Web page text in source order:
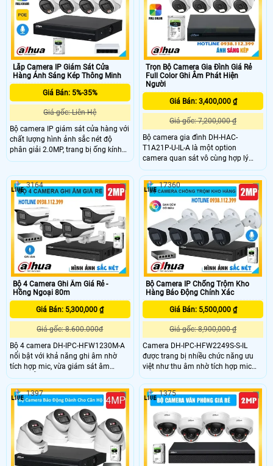
tích hợp mic thu âm, phát hiện
chuyển động – con người, lưu trữ
thẻ nhớ tới 512GB, kết nối Wi-Fi 6
mạnh mẽ, phù hợp lắp đặt gia đình
ánh sáng kép thông minh phát hiện
người sáng đèn đảm bảo an ninh
ban đêm hiệu quả
Lắp Camera IP Giám Sát Cửa
Hàng Ánh Sáng Kép Thông Minh
Giá Bán: 5%-35%
Giá gốc: Liên Hệ
Bộ camera IP giám sát cửa hàng với
chất lượng hình ảnh sắc nét độ
phân giải 2.0MP, trang bị ống kính
cố định 2. 8mm với góc nhìn rộng
kép thông minh, giúp giám sát mọi
hoạt động trong cửa hàng cả ban
ngày lẫn ban đêm một cách rõ nét.
Trọn Bộ Camera Gia Đình Giá Rẻ
Full Color Ghi Âm Phát Hiện
Người
Giá Bán: 3,400,000 ₫
Giá gốc: 7,200,000 ₫
Bộ camera gia đình DH-HAC-
T1A21P-U-IL-A là một option
camera quan sát vô cùng hợp lý
dành cho bạn với công nghệ ánh
sáng kép thông minh, mang lại hình
ảnh sắc nét cả ngày lẫn đêm.
Camera hỗ trợ 4 chế độ kết nối
CVI/TVI/AHD/Analog, trang bị ống
kính cố định 2. 8mm, góc quan sát
rộng 100 độ bao quát tốt các không
gian giám sát
Bộ 4 Camera Ghi Âm Giá Rẻ -
Hồng Ngoại 80m
Giá Bán: 5,300,000 ₫
Giá gốc: 8.600.000đ
Bộ 4 camera DH-IPC-HFW1230M-A
nổi bật với khả năng ghi âm nhờ
tích hợp mic, vừa giám sát âm
thanh lẫn hình ảnh. Với độ phân
giải 2MP hình ảnh sắc nét hồng
ngoại 80m, chuẩn nén H.265+ và
tính năng phát hiện con người
thông minh, camera đảm bảo chất
lượng hình ảnh vượt trội
3164
Bộ Camera IP Chống Trộm Kho
Hàng Báo Động Chính Xác
Giá Bán: 5,500,000 ₫
Giá gốc: 8,900,000 ₫
Camera DH-IPC-HFW2249S-S-IL
được trang bị nhiều chức năng ưu
việt như thu âm nhờ tích hợp mic
trên camera, đèn trợ sáng full color
30m giúp quản lý kho hàng dễ dàng
và hiệu quả hơn. Ngoài ra camera
DH-IPC-HFW2249S-S-IL còn sở hữu
khả năng chống trộm với cảm biến
thông minh, ngăn chặn mọi sự xâm
nhập trái phép đến kho hàng của
bạn.
17360
1397 1375